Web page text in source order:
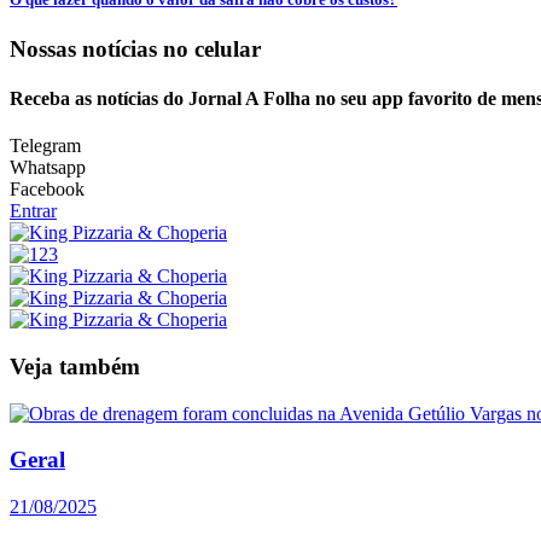
Nossas notícias no celular
Receba as notícias do Jornal A Folha no seu app favorito de
Telegram
Whatsapp
Facebook
Entrar
Veja também
Geral
21/08/2025